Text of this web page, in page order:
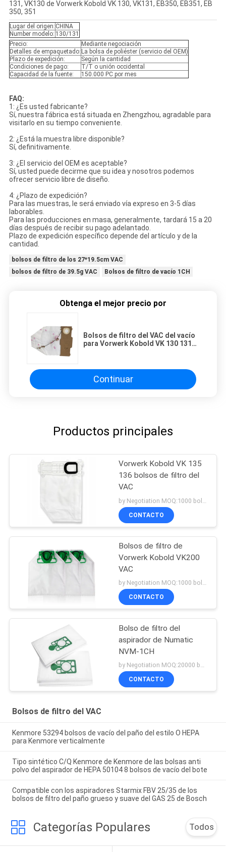
131, VK130 de Vorwerk Kobold VK 130, VK131, EB350, EB351, EB
350, 351
Lugar del origen: CHINA
Number modelo: 130/131
Precio:
Mediante negociación
Detalles de empaquetado: La bolsa de poliéster (servicio del OEM)
Plazo de expedición:
Según la cantidad
Condiciones de pago:
T/T o unión occidental
Capacidad de la fuente:
150.000 PC por mes
FAQ:
1: ¿Es usted fabricante?
Sí, nuestra fábrica está situada en Zhengzhou, agradable para
visitarlo en su tiempo conveniente.
2: ¿Está la muestra libre disponible?
Sí, definitivamente.
3: ¿El servicio del OEM es aceptable?
Sí, usted puede decirme que su idea y nosotros podemos
ofrecer servicio libre de diseño.
4: ¿Plazo de expedición?
Para las muestras, le será enviado vía expreso en 3-5 días
laborables.
Para las producciones en masa, generalmente, tardará 15 a 20
días después de recibir su pago adelantado.
Plazo de expedición específico depende del artículo y de la
cantidad.
bolsos de filtro de los 27*19.5cm VAC
bolsos de filtro de 39.5g VAC
Bolsos de filtro de vacío 1CH
Obtenga el mejor precio por
Bolsos de filtro del VAC del vacío
para Vorwerk Kobold VK 130 131
Continuar
Productos principales
Vorwerk Kobold VK 135
136 bolsos de filtro del
VAC
CONTACTO
Bolsos de filtro de
Vorwerk Kobold VK200
VAC
by Negotiation MOQ:1000 bolsos/bolsos
CONTACTO
Bolso de filtro del
aspirador de Numatic
NVM-1CH
by Negotiation MOQ:20000 bolsos/bolsos
CONTACTO
Bolsos de filtro del VAC
Kenmore 53294 bolsos de vacío del paño del estilo O HEPA
para Kenmore verticalmente
Tipo sintético C/Q Kenmore de Kenmore de las bolsas anti
polvo del aspirador de HEPA 50104 8 bolsos de vacío del bote
Compatible con los aspiradores Starmix FBV 25/35 de los
bolsos de filtro del paño grueso y suave del GAS 25 de Bosch
Categorías Populares Todos